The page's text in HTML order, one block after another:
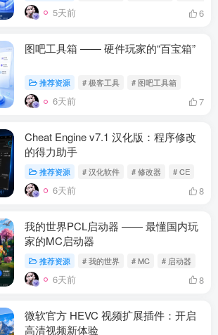
5天前 6
图吧工具箱 —— 硬件玩家的“百宝箱”
推荐资源 # 极客工具 # 图吧工具箱
6天前 7
Cheat Engine v7.1 汉化版：程序修改
的得力助手
推荐资源 # 汉化软件 # 修改器 # CE
6天前 8
我的世界PCL启动器 —— 最懂国内玩
家的MC启动器
推荐资源 # 我的世界 # MC # 启动器
6天前 8
微软官方 HEVC 视频扩展插件：开启
高清视频新体验